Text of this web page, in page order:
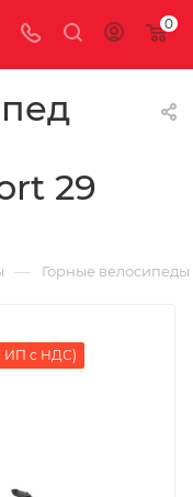
0
29
— Горные велосипеды
ИП с НДС)